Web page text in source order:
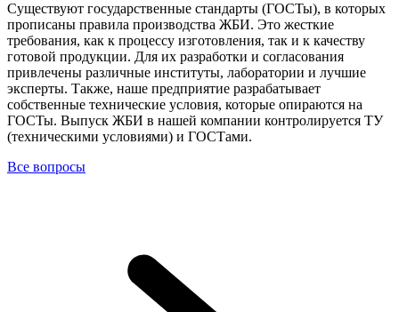
Существуют государственные стандарты (ГОСТы), в которых
прописаны правила производства ЖБИ. Это жесткие
требования, как к процессу изготовления, так и к качеству
готовой продукции. Для их разработки и согласования
привлечены различные институты, лаборатории и лучшие
эксперты. Также, наше предприятие разрабатывает
собственные технические условия, которые опираются на
ГОСТы. Выпуск ЖБИ в нашей компании контролируется ТУ
(техническими условиями) и ГОСТами.
Все вопросы